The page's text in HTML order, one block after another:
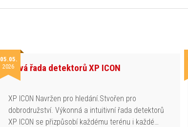
05.05.
2026Nová řada detektorů XP ICON
XP ICON Navržen pro hledání.Stvořen pro
dobrodružství. Výkonná a intuitivní řada detektorů
XP ICON se přizpůsobí každému terénu i každé…